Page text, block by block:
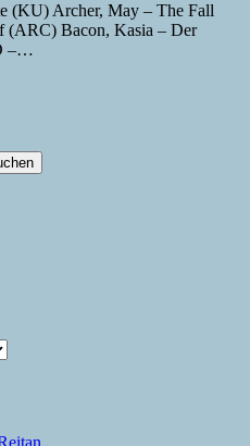
(ARC) Bacon, Kasia – Der
–…